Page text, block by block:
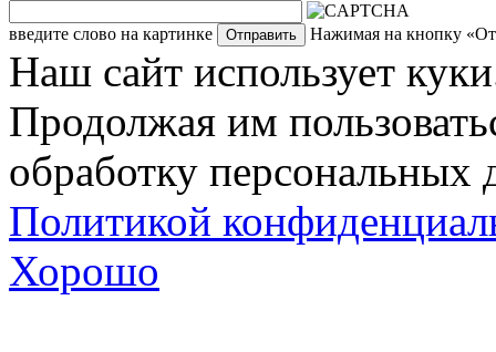
введите слово на картинке Нажимая на кнопку
Наш сайт использует
Продолжая им
обработку персональных
Политикой
Хорошо